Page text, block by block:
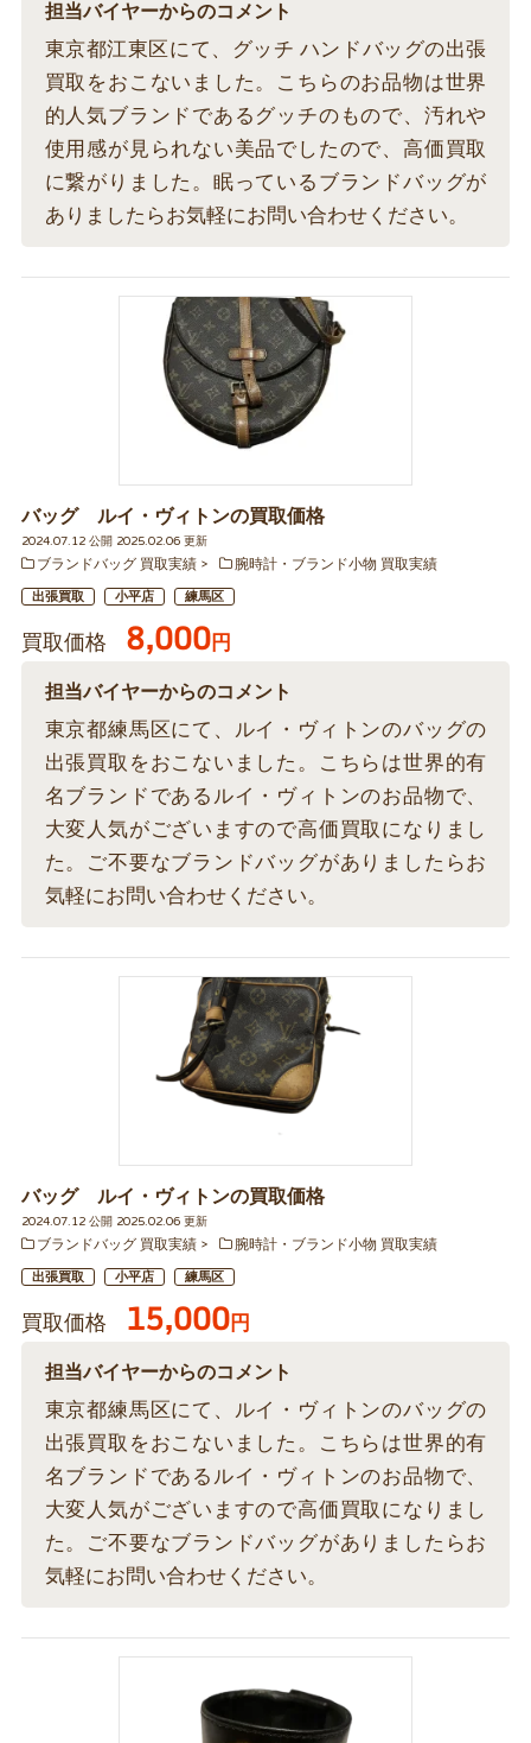
担当バイヤーからのコメント
東京都江東区にて、グッチ ハンドバッグの出張
買取をおこないました。こちらのお品物は世界
的人気ブランドであるグッチのもので、汚れや
使用感が見られない美品でしたので、高価買取
に繋がりました。眠っているブランドバッグが
ありましたらお気軽にお問い合わせください。
バッグ ルイ・ヴィトンの買取価格
2024.07.12 公開 2025.02.06 更新
ブランドバッグ 買取実績
腕時計・ブランド小物 買取実績
出張買取 小平店 練馬区
買取価格 8,000円
担当バイヤーからのコメント
東京都練馬区にて、ルイ・ヴィトンのバッグの
出張買取をおこないました。こちらは世界的有
名ブランドであるルイ・ヴィトンのお品物で、
大変人気がございますので高価買取になりまし
た。ご不要なブランドバッグがありましたらお
気軽にお問い合わせください。
バッグ ルイ・ヴィトンの買取価格
2024.07.12 公開 2025.02.06 更新
ブランドバッグ 買取実績
腕時計・ブランド小物 買取実績
出張買取 小平店 練馬区
買取価格 15,000円
担当バイヤーからのコメント
東京都練馬区にて、ルイ・ヴィトンのバッグの
出張買取をおこないました。こちらは世界的有
名ブランドであるルイ・ヴィトンのお品物で、
大変人気がございますので高価買取になりまし
た。ご不要なブランドバッグがありましたらお
気軽にお問い合わせください。